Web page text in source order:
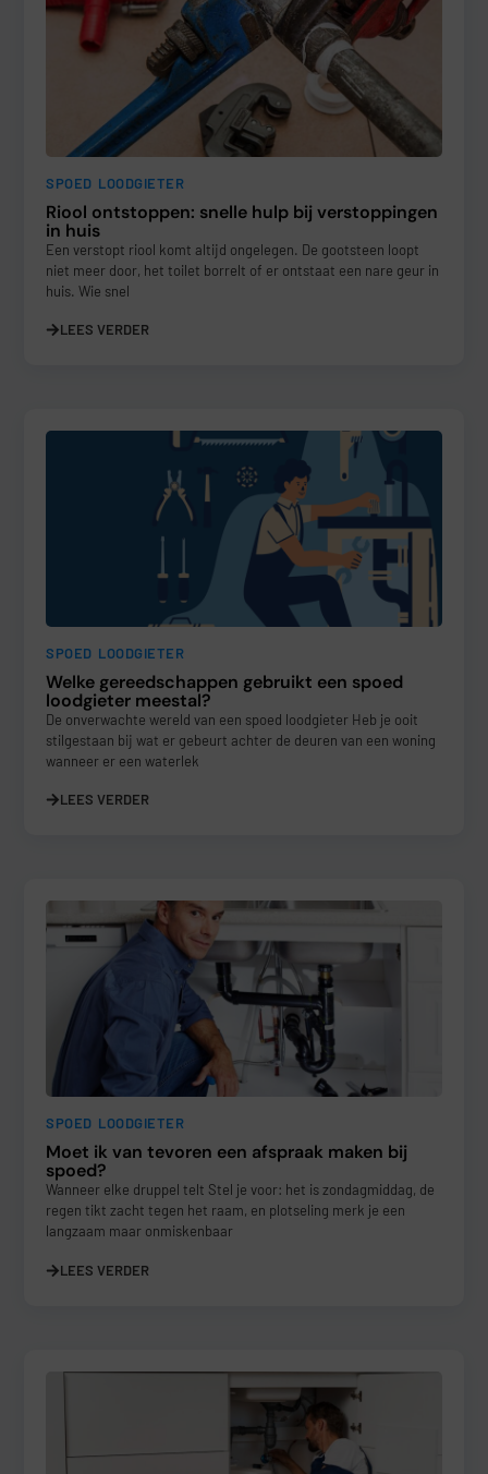
SPOED LOODGIETER
Riool ontstoppen: snelle hulp bij verstoppingen
in huis
Een verstopt riool komt altijd ongelegen. De gootsteen loopt
niet meer door, het toilet borrelt of er ontstaat een nare geur in
huis. Wie snel
LEES VERDER
SPOED LOODGIETER
Welke gereedschappen gebruikt een spoed
loodgieter meestal?
De onverwachte wereld van een spoed loodgieter Heb je ooit
stilgestaan bij wat er gebeurt achter de deuren van een woning
wanneer er een waterlek
LEES VERDER
SPOED LOODGIETER
Moet ik van tevoren een afspraak maken bij
spoed?
Wanneer elke druppel telt Stel je voor: het is zondagmiddag, de
regen tikt zacht tegen het raam, en plotseling merk je een
langzaam maar onmiskenbaar
LEES VERDER